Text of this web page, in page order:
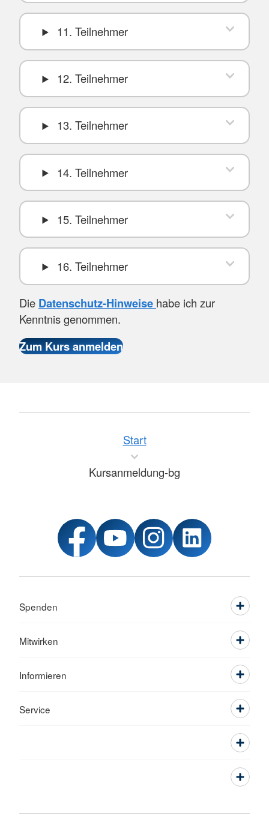
11. Teilnehmer
12. Teilnehmer
13. Teilnehmer
14. Teilnehmer
15. Teilnehmer
16. Teilnehmer
Die Datenschutz-Hinweise habe ich zur
Kenntnis genommen.
Start
Kursanmeldung-bg
Spenden
Mitwirken
Informieren
Service